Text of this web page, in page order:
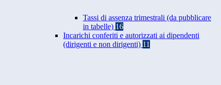
Tassi di assenza trimestrali (da pubblicare
in tabelle) 16
Incarichi conferiti e autorizzati ai dipendenti
(dirigenti e non dirigenti) 11